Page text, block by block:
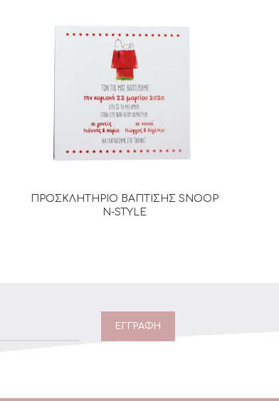
ΔΙΑΒΆΣΤΕ ΠΕΡΙΣΣΌΤΕΡΑ
ΠΡΟΣΚΛΗΤΗΡΙΟ ΒΑΠΤΙΣΗΣ SNOOP
N-STYLE